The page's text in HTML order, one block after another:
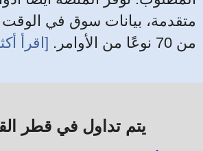
متقدمة، بيانات سوق في الوقت
من 70 نوعًا من الأوامر.
[اقرأ
يتم تداول في قطر